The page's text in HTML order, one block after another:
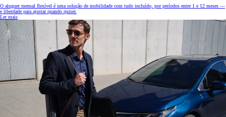
O aluguer mensal flexível é uma solução de mobilidade com tudo incluído, por períodos entre 1 e 12 meses —
e liberdade para ajustar quando quiser.
Ler mais